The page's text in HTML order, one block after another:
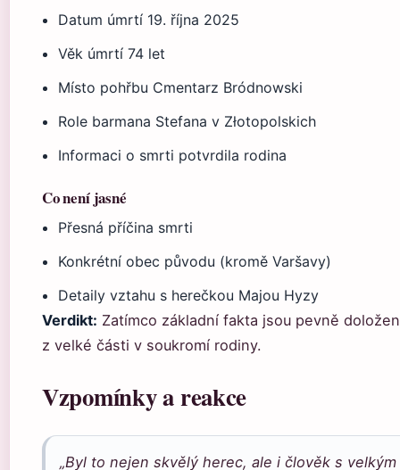
Datum úmrtí 19. října 2025
Věk úmrtí 74 let
Místo pohřbu Cmentarz Bródnowski
Role barmana Stefana v Złotopolskich
Informaci o smrti potvrdila rodina
Co není jasné
Přesná příčina smrti
Konkrétní obec původu (kromě Varšavy)
Detaily vztahu s herečkou Majou Hyzy
Verdikt: Zatímco základní fakta jsou pevně
z velké části v soukromí rodiny.
Vzpomínky a reakce
„Byl to nejen skvělý herec, ale i člověk s